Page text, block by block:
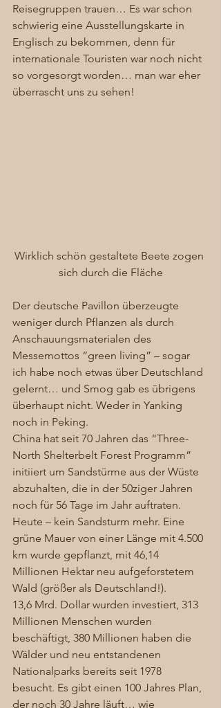
Reisegruppen trauen… Es war schon
schwierig eine Ausstellungskarte in
Englisch zu bekommen, denn für
internationale Touristen war noch nicht
so vorgesorgt worden… man war eher
überrascht uns zu sehen!
Wirklich schön gestaltete Beete zogen
sich durch die Fläche
Der deutsche Pavillon überzeugte
weniger durch Pflanzen als durch
Anschauungsmaterialen des
Messemottos “green living” – sogar
ich habe noch etwas über Deutschland
gelernt… und Smog gab es übrigens
überhaupt nicht. Weder in Yanking
noch in Peking.
China hat seit 70 Jahren das “Three-
North Shelterbelt Forest Programm”
initiiert um Sandstürme aus der Wüste
abzuhalten, die in der 50ziger Jahren
noch für 56 Tage im Jahr auftraten.
Heute – kein Sandsturm mehr. Eine
grüne Mauer von einer Länge mit 4.500
km wurde gepflanzt, mit 46,14
Millionen Hektar neu aufgeforstetem
Wald (größer als Deutschland!).
13,6 Mrd. Dollar wurden investiert, 313
Millionen Menschen wurden
beschäftigt, 380 Millionen haben die
Wälder und neu entstandenen
Nationalparks bereits seit 1978
besucht. Es gibt einen 100 Jahres Plan,
der noch 30 Jahre läuft… wie